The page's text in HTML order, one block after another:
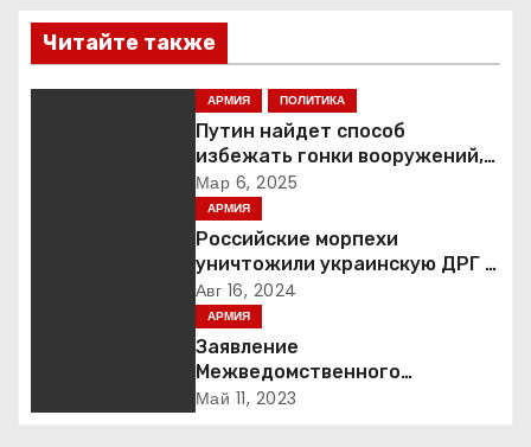
г
а
а
Читайте также
АРМИЯ ПОЛИТИКА
Путин найдет способ
избежать гонки вооружений,
заявил пресс-секретарь
Мар 6, 2025
АРМИЯ
Российские морпехи
уничтожили украинскую ДРГ в
Курской области
Авг 16, 2024
АРМИЯ
Заявление
Межведомственного
координационного штаба
Май 11, 2023